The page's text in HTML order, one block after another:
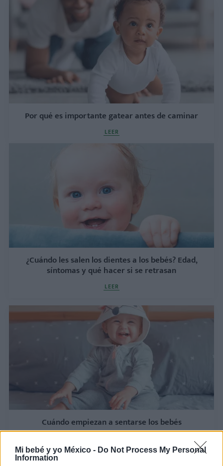
Mi bebé y yo México - Do Not Process My Personal
Information
Por qué es importante gatear antes de caminar
LEER
¿Cuándo les salen los dientes a los bebés? Edad,
síntomas y qué hacer si se retrasan
LEER
Cuándo empiezan a sentarse los bebés